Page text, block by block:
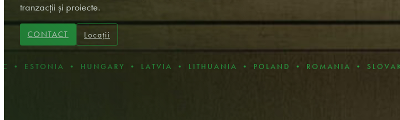
tranzacții și proiecte.
CONTACT Locații
• HUNGARY • LATVIA • LITHUANIA • POLAND • ROMANIA • SLOVAKIA •